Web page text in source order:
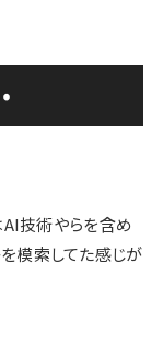
AI技術やらを含め
模索してた感じが